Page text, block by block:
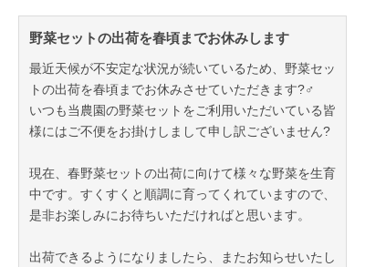
野菜セットの出荷を春頃までお休みします
最近天候が不安定な状況が続いているため、野菜セッ
トの出荷を春頃までお休みさせていただきます?‍♂
いつも当農園の野菜セットをご利用いただいている皆
様にはご不便をお掛けしまして申し訳ございません?
現在、春野菜セットの出荷に向けて様々な野菜を生育
中です。すくすくと順調に育ってくれていますので、
是非お楽しみにお待ちいただければと思います。
出荷できるようになりましたら、またお知らせいたし